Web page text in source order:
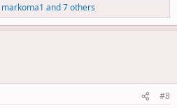
markoma1 and 7 others
#8